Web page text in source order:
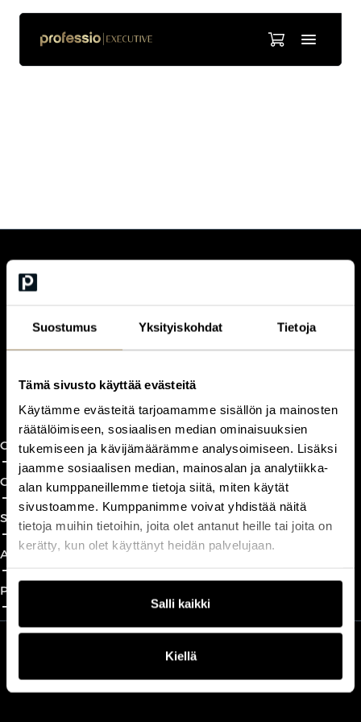
Suostumus Yksityiskohdat Tietoja
Tämä sivusto käyttää evästeitä
Käytämme evästeitä tarjoamamme sisällön ja mainosten
räätälöimiseen, sosiaalisen median ominaisuuksien
tukemiseen ja kävijämäärämme analysoimiseen. Lisäksi
jaamme sosiaalisen median, mainosalan ja analytiikka-
alan kumppaneillemme tietoja siitä, miten käytät
sivustoamme. Kumppanimme voivat yhdistää näitä
tietoja muihin tietoihin, joita olet antanut heille tai joita on
kerätty, kun olet käyttänyt heidän palvelujaan.
Salli kaikki
Kiellä
CUSTOMERCARE
Keilaranta 1 A, 02150 Espoo
customerservice@professio.fi
Book a call
CxO Circles
add_2 close
CxO Academy
add_2close
Solutions
add_2 close
About
add_2
Partnership
add_2